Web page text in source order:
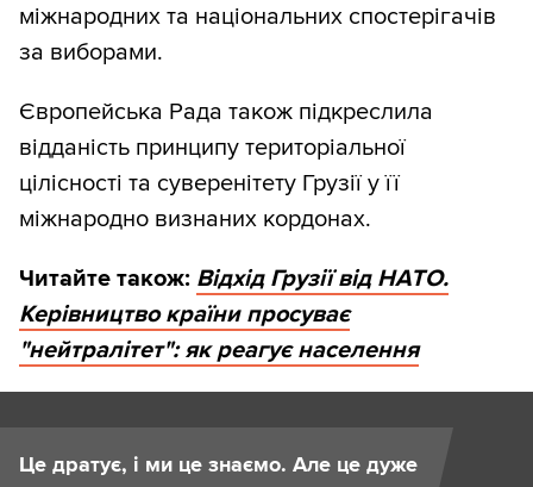
міжнародних та національних спостерігачів
за виборами.
Європейська Рада також підкреслила
відданість принципу територіальної
цілісності та суверенітету Грузії у її
міжнародно визнаних кордонах.
Читайте також: Відхід Грузії від НАТО.
Керівництво країни просуває
"нейтралітет": як реагує населення
Це дратує, і ми це знаємо. Але це дуже